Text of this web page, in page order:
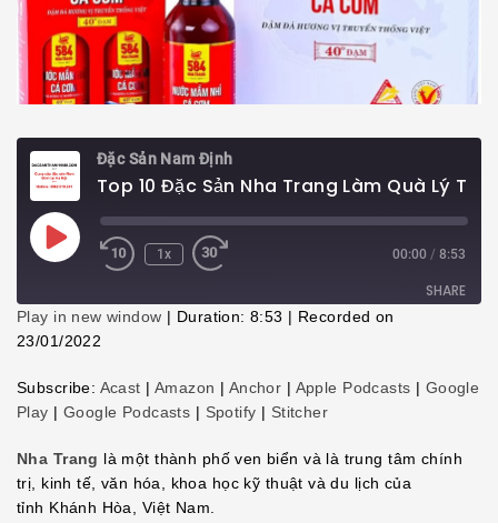
Đặc Sản Nam Định
Play
Episode
1x 00:00 / 8:53
SHARE
SHARE
LINK
EMBED
Play in new window | Duration: 8:53 | Recorded on
23/01/2022
Subscribe: Acast | Amazon | Anchor | Apple Podcasts | Google
Play | Google Podcasts | Spotify | Stitcher
Nha Trang là một thành phố ven biển và là trung tâm chính
trị, kinh tế, văn hóa, khoa học kỹ thuật và du lịch của
tỉnh Khánh Hòa, Việt Nam.